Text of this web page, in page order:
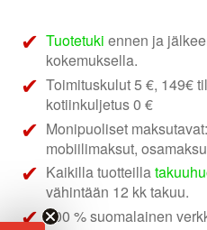
Tuotetuki ennen ja
kokemuksella.
Toimituskulut 5 €, 149€
kotiinkuljetus 0 €
Monipuoliset
mobiilimaksut,
Kaikilla tuotteilla
vähintään 12 kk takuu.
100 % suomalainen